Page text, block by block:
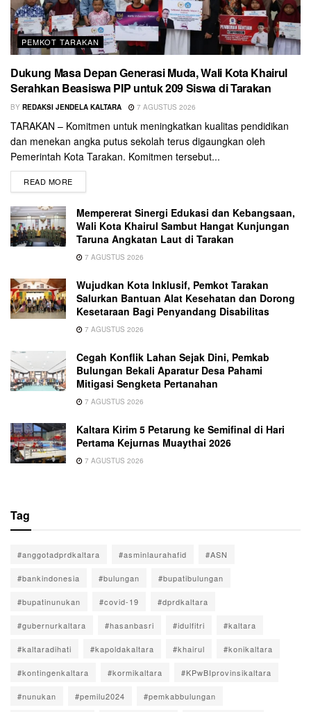
PEMKOT TARAKAN
Dukung Masa Depan Generasi Muda, Wali Kota Khairul
Serahkan Beasiswa PIP untuk 209 Siswa di Tarakan
BY REDAKSI JENDELA KALTARA 7 AGUSTUS 2026
TARAKAN – Komitmen untuk meningkatkan kualitas pendidikan
dan menekan angka putus sekolah terus digaungkan oleh
Pemerintah Kota Tarakan. Komitmen tersebut...
READ MORE
Mempererat Sinergi Edukasi dan Kebangsaan,
Wali Kota Khairul Sambut Hangat Kunjungan
Taruna Angkatan Laut di Tarakan
7 AGUSTUS 2026
Wujudkan Kota Inklusif, Pemkot Tarakan
Salurkan Bantuan Alat Kesehatan dan Dorong
Kesetaraan Bagi Penyandang Disabilitas
7 AGUSTUS 2026
Cegah Konflik Lahan Sejak Dini, Pemkab
Bulungan Bekali Aparatur Desa Pahami
Mitigasi Sengketa Pertanahan
7 AGUSTUS 2026
Kaltara Kirim 5 Petarung ke Semifinal di Hari
Pertama Kejurnas Muaythai 2026
7 AGUSTUS 2026
Tag
#anggotadprdkaltara #asminlaurahafid #ASN
#bankindonesia #bulungan #bupatibulungan
#bupatinunukan #covid-19 #dprdkaltara
#gubernurkaltara #hasanbasri #idulfitri #kaltara
#kaltaradihati #kapoldakaltara #khairul #konikaltara
#kontingenkaltara #kormikaltara #KPwBIprovinsikaltara
#nunukan #pemilu2024 #pemkabbulungan